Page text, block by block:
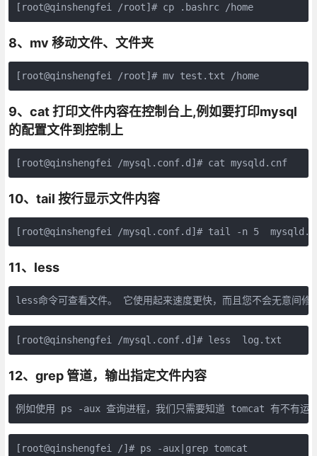
[root@qinshengfei /root]# cp .bashrc /home
8、mv 移动文件、文件夹
[root@qinshengfei /root]# mv test.txt /home
9、cat 打印文件内容在控制台上,例如要打印mysql
的配置文件到控制上
[root@qinshengfei /mysql.conf.d]# cat mysqld.cnf
10、tail 按行显示文件内容
11、less
less命令可查看文件。 它使用起来速度更快，而且您不会无意间修
12、grep 管道，输出指定文件内容